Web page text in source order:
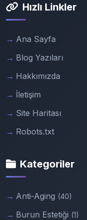
Hızlı Linkler
Ana Sayfa
Blog Yazıları
Hakkımızda
İletişim
Site Haritası
Robots.txt
Kategoriler
Anti-Aging (40)
Burun Estetiği (1)